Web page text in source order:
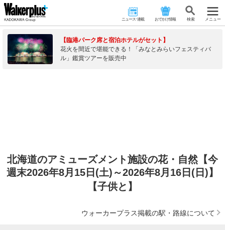
ニュース･連載 おでかけ情報 検 索 メニュー
【臨港パーク席と宿泊ホテルがセット】
花火を間近で堪能できる！「みなとみらいフェスティバ
ル」鑑賞ツアーを販売中
北海道のアミューズメント施設の花・自然【今
週末2026年8月15日(土)～2026年8月16日(日)】
【子供と】
ウォーカープラス掲載の駅・路線について